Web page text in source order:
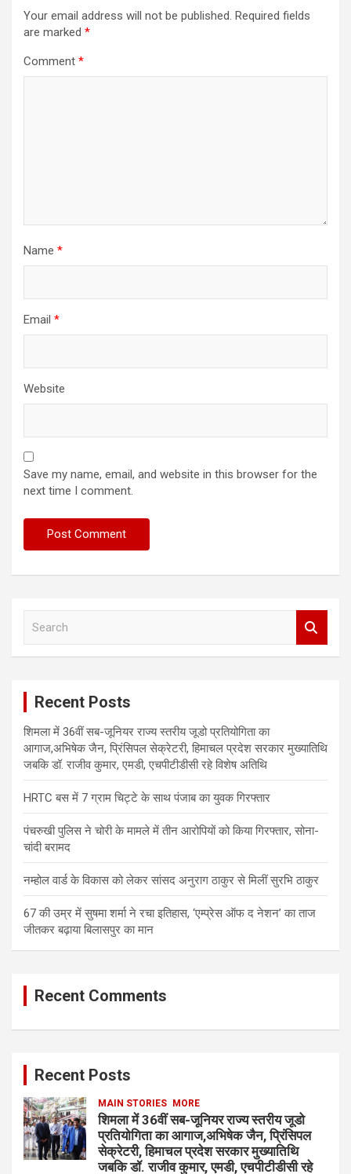
Your email address will not be published. Required fields
are marked *
Comment *
Name *
Email *
Website
Save my name, email, and website in this browser for the
next time I comment.
Recent Posts
शिमला में 36वीं सब-जूनियर राज्य स्तरीय जूडो प्रतियोगिता का
आगाज,अभिषेक जैन, प्रिंसिपल सेक्रेटरी, हिमाचल प्रदेश सरकार मुख्यातिथि
जबकि डॉ. राजीव कुमार, एमडी, एचपीटीडीसी रहे विशेष अतिथि
HRTC बस में 7 ग्राम चिट्टे के साथ पंजाब का युवक गिरफ्तार
पंचरुखी पुलिस ने चोरी के मामले में तीन आरोपियों को किया गिरफ्तार, सोना-
चांदी बरामद
नम्होल वार्ड के विकास को लेकर सांसद अनुराग ठाकुर से मिलीं सुरभि ठाकुर
67 की उम्र में सुषमा शर्मा ने रचा इतिहास, ‘एम्प्रेस ऑफ द नेशन’ का ताज
जीतकर बढ़ाया बिलासपुर का मान
Recent Comments
Recent Posts
MAIN STORIES MORE
शिमला में 36वीं सब-जूनियर राज्य स्तरीय जूडो
प्रतियोगिता का आगाज,अभिषेक जैन, प्रिंसिपल
सेक्रेटरी, हिमाचल प्रदेश सरकार मुख्यातिथि
जबकि डॉ. राजीव कुमार, एमडी, एचपीटीडीसी रहे